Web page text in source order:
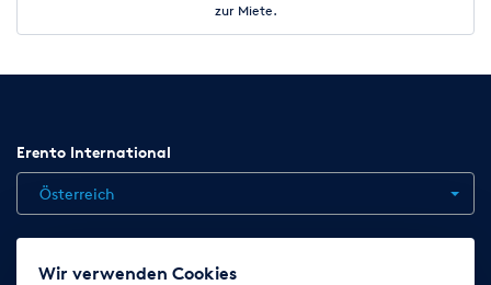
zur Miete.
Erento International
Österreich
Jobs Kontakt News
Wir verwenden Cookies